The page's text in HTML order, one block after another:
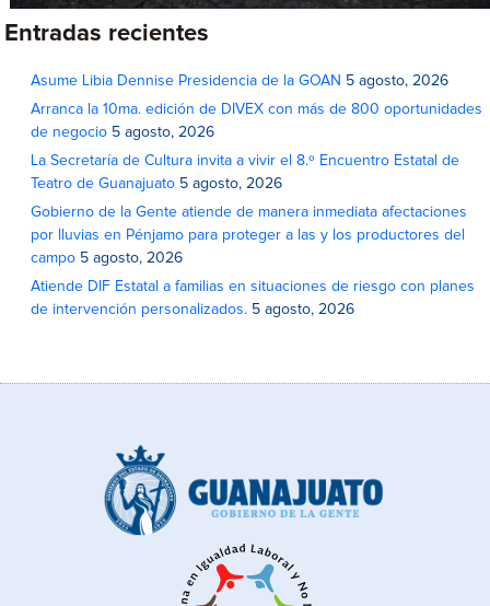
Entradas recientes
Asume Libia Dennise Presidencia de la GOAN 5 agosto, 2026
Arranca la 10ma. edición de DIVEX con más de 800 oportunidades
de negocio 5 agosto, 2026
La Secretaría de Cultura invita a vivir el 8.º Encuentro Estatal de
Teatro de Guanajuato 5 agosto, 2026
Gobierno de la Gente atiende de manera inmediata afectaciones
por lluvias en Pénjamo para proteger a las y los productores del
campo 5 agosto, 2026
Atiende DIF Estatal a familias en situaciones de riesgo con planes
de intervención personalizados. 5 agosto, 2026